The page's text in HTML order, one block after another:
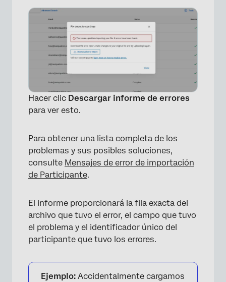
×
Hacer clic Descargar informe de errores
para ver esto.
Para obtener una lista completa de los
problemas y sus posibles soluciones,
consulte Mensajes de error de importación
de Participante.
El informe proporcionará la fila exacta del
archivo que tuvo el error, el campo que tuvo
el problema y el identificador único del
participante que tuvo los errores.
Ejemplo: Accidentalmente cargamos